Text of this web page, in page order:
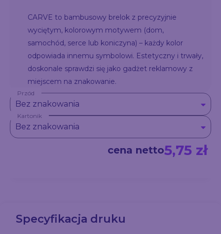
CARVE to bambusowy brelok z precyzyjnie
wyciętym, kolorowym motywem (dom,
samochód, serce lub koniczyna) – każdy kolor
odpowiada innemu symbolowi. Estetyczny i trwały,
doskonale sprawdzi się jako gadżet reklamowy z
miejscem na znakowanie.
Przód
Bez znakowania
Kartonik
Bez znakowania
cena netto5,75 zł
Specyfikacja druku